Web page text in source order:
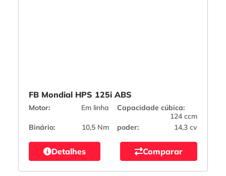
FB Mondial HPS 125i ABS
Motor: Em linha
Capacidade cúbica:
124 ccm
Binário:
10,5 Nm poder: 14,3 cv
Detalhes Comparar